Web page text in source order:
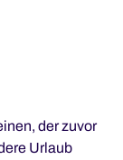
der zuvor
Urlaub